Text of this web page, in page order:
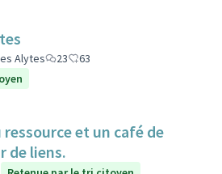
Alytes 23
63
et un café de
de liens.